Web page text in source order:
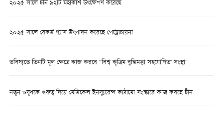
২০২৫ সালে চীন ৯২টি মহাকাশ উৎক্ষেপণ করেছে
২০২৫ সালে রেকর্ড গ্যাস উৎপাদন করেছে পেট্রোচায়না
ভবিষ্যতে তিনটি মূল ক্ষেত্রে কাজ করবে "বিশ্ব কৃত্রিম বুদ্ধিমত্তা সহযোগিতা সংস্থা"
নতুন ওষুধকে গুরুত্ব দিয়ে মেডিকেল ইনস্যুরেন্স কাঠামো সংস্কারে কাজ করছে চীন